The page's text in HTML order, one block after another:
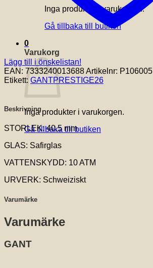
Inga produkter i varukorgen.
Gå tillbaka till butiken
0
Varukorg
Inga produkter i varukorgen.
Gå tillbaka till butiken
Lägg till i önskelistan!
EAN: 7333240013688Artikelnr: P106005
Etikett: GANTPRESTIGE26
Beskrivning
STORLEK: 40,5 mm
GLAS: Safirglas
VATTENSKYDD: 10 ATM
URVERK: Schweiziskt
Varumärke
Varumärke
GANT